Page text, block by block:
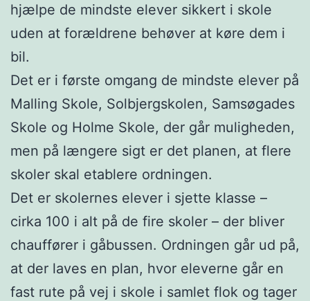
hjælpe de mindste elever sikkert i skole
uden at forældrene behøver at køre dem i
bil.
Det er i første omgang de mindste elever på
Malling Skole, Solbjergskolen, Samsøgades
Skole og Holme Skole, der går muligheden,
men på længere sigt er det planen, at flere
skoler skal etablere ordningen.
Det er skolernes elever i sjette klasse –
cirka 100 i alt på de fire skoler – der bliver
chauffører i gåbussen. Ordningen går ud på,
at der laves en plan, hvor eleverne går en
fast rute på vej i skole i samlet flok og tager